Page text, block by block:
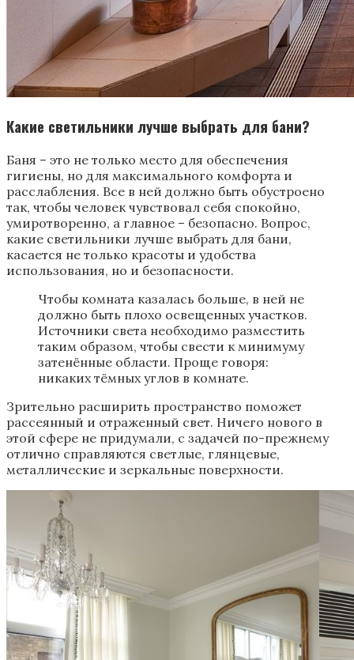
Какие светильники лучше выбрать для бани?
Баня – это не только место для обеспечения
гигиены, но для максимального комфорта и
расслабления. Все в ней должно быть обустроено
так, чтобы человек чувствовал себя спокойно,
умиротворенно, а главное – безопасно. Вопрос,
какие светильники лучше выбрать для бани,
касается не только красоты и удобства
использования, но и безопасности.
Чтобы комната казалась больше, в ней не
должно быть плохо освещенных участков.
Источники света необходимо разместить
таким образом, чтобы свести к минимуму
затенённые области. Проще говоря:
никаких тёмных углов в комнате.
Зрительно расширить пространство поможет
рассеянный и отраженный свет. Ничего нового в
этой сфере не придумали, с задачей по-прежнему
отлично справляются светлые, глянцевые,
металлические и зеркальные поверхности.